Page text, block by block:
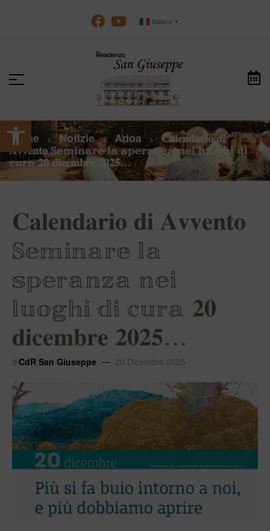
Apri la barra degli strumenti
Italiano ▼
Home > Notizie > Adoa > 𝐂𝐚𝐥𝐞𝐧𝐝𝐚𝐫𝐢𝐨 𝐝𝐢
𝐀𝐯𝐯𝐞𝐧𝐭𝐨 𝕊𝕖𝕞𝕚𝕟𝕒𝕣𝕖 𝕝𝕒 𝕤𝕡𝕖𝕣𝕒𝕟𝕫𝕒 𝕟𝕖𝕚 𝕝𝕦𝕠𝕘𝕙𝕚 𝕕𝕚
𝕔𝕦𝕣𝕒 𝟐𝟎 𝐝𝐢𝐜𝐞𝐦𝐛𝐫𝐞 𝟐𝟎𝟐𝟓…
𝐂𝐚𝐥𝐞𝐧𝐝𝐚𝐫𝐢𝐨 𝐝𝐢 𝐀𝐯𝐯𝐞𝐧𝐭𝐨
𝕊𝕖𝕞𝕚𝕟𝕒𝕣𝕖 𝕝𝕒
𝕤𝕡𝕖𝕣𝕒𝕟𝕫𝕒 𝕟𝕖𝕚
𝕝𝕦𝕠𝕘𝕙𝕚 𝕕𝕚 𝕔𝕦𝕣𝕒 𝟐𝟎
𝐝𝐢𝐜𝐞𝐦𝐛𝐫𝐞 𝟐𝟎𝟐𝟓…
diCdR San Giuseppe 20 Dicembre 2025